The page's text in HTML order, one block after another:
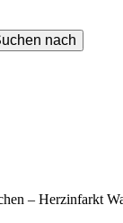
nach
– Herzinfarkt